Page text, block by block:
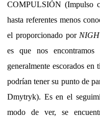
COMPULSIÓN (Impulso
hasta referentes menos
el proporcionado por
es que nos
generalmente escorados en
podrían tener su punto de
Dmytryk). Es en el
modo de ver, se